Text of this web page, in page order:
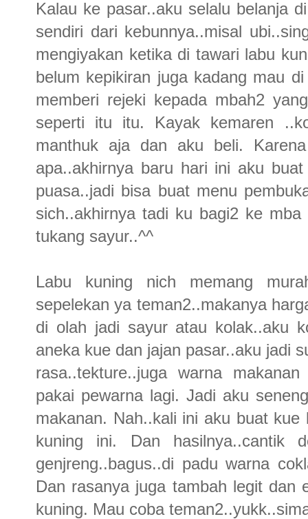
Kalau ke pasar..aku selalu belanja
sendiri dari kebunnya..misal
mengiyakan ketika di tawari labu
belum kepikiran juga kadang mau
memberi rejeki kepada mbah2
seperti itu itu. Kayak kemaren
manthuk aja dan aku beli.
apa..akhirnya baru hari ini aku
puasa..jadi bisa buat menu
sich..akhirnya tadi ku bagi2 ke
tukang sayur..^^
Labu kuning nich memang
sepelekan ya teman2..makanya
di olah jadi sayur atau kolak..aku
aneka kue dan jajan pasar..aku jadi
rasa..tekture..juga warna
pakai pewarna lagi. Jadi aku
makanan. Nah..kali ini aku buat
kuning ini. Dan hasilnya..cantik
genjreng..bagus..di padu warna
Dan rasanya juga tambah legit dan
kuning. Mau coba